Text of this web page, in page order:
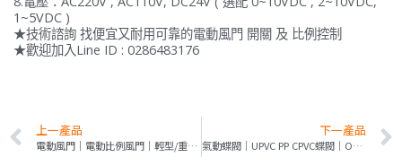
1~5VDC )
★技術諮詢 找便宜又耐用可靠的電動風門 開關 及 比例控制
★歡迎加入Line ID : 0286483176
上一產品
電動風門｜電動比例風門｜輕型/重型風門｜單片/多片｜KE附手動
下一產品
氣動蝶閥｜UPVC PP CPVC蝶閥｜ON/OFF｜比例式｜Air Torque